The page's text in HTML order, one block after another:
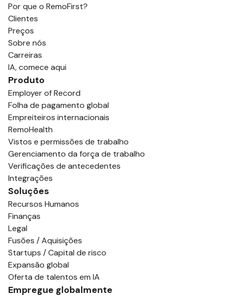
Por que o RemoFirst?
Clientes
Preços
Sobre nós
Carreiras
IA, comece aqui
Produto
Employer of Record
Folha de pagamento global
Empreiteiros internacionais
RemoHealth
Vistos e permissões de trabalho
Gerenciamento da força de trabalho
Verificações de antecedentes
Integrações
Soluções
Recursos Humanos
Finanças
Legal
Fusões / Aquisições
Startups / Capital de risco
Expansão global
Oferta de talentos em IA
Empregue globalmente